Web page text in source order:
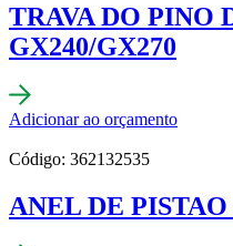
TRAVA DO PINO
GX240/GX270
Adicionar ao orçamento
Código: 362132535
ANEL DE PISTAO